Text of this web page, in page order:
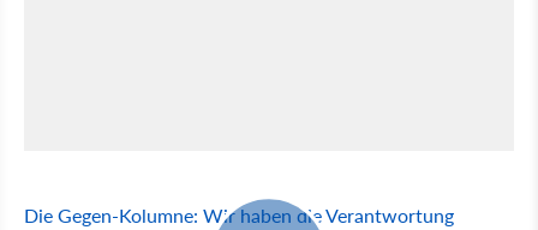
Die Gegen-Kolumne: Wir haben die Verantwortung